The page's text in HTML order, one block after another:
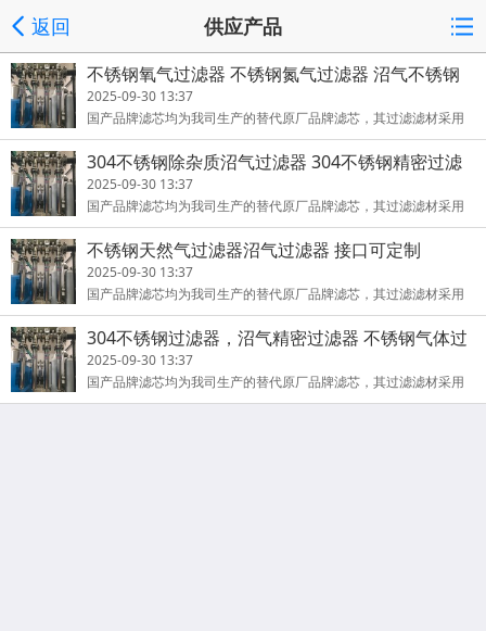
返回 供应产品
不锈钢氧气过滤器 不锈钢氮气过滤器 沼气不锈钢
过滤器
2025-09-30 13:37
国产品牌滤芯均为我司生产的替代原厂品牌滤芯，其过滤滤材采用
德国原装进口HV公司产品，注册商标为“佳洁”牌。本公司涉及的其
它
304不锈钢除杂质沼气过滤器 304不锈钢精密过滤
器
2025-09-30 13:37
国产品牌滤芯均为我司生产的替代原厂品牌滤芯，其过滤滤材采用
德国原装进口HV公司产品，注册商标为“佳洁”牌。本公司涉及的其
它
不锈钢天然气过滤器沼气过滤器 接口可定制
2025-09-30 13:37
国产品牌滤芯均为我司生产的替代原厂品牌滤芯，其过滤滤材采用
德国原装进口HV公司产品，注册商标为“佳洁”牌。本公司涉及的其
它
304不锈钢过滤器，沼气精密过滤器 不锈钢气体过
滤器
2025-09-30 13:37
国产品牌滤芯均为我司生产的替代原厂品牌滤芯，其过滤滤材采用
德国原装进口HV公司产品，注册商标为“佳洁”牌。本公司涉及的其